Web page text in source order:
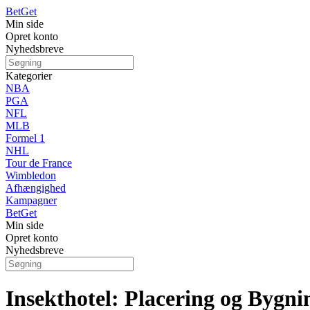
BetGet
Min side
Opret konto
Nyhedsbreve
Kategorier
NBA
PGA
NFL
MLB
Formel 1
NHL
Tour de France
Wimbledon
Afhængighed
Kampagner
BetGet
Min side
Opret konto
Nyhedsbreve
Insekthotel: Placering og